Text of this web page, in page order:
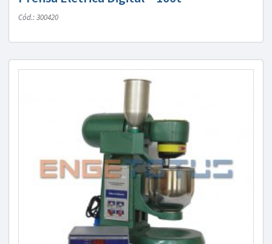
Cód.: 300420